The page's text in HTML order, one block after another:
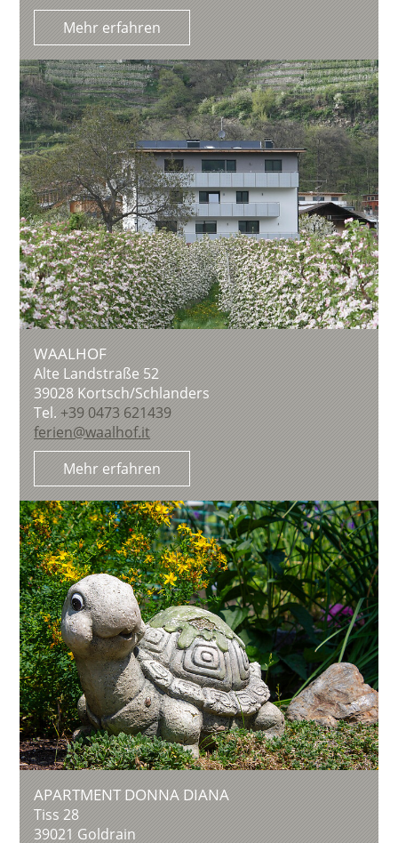
Mehr erfahren
WAALHOF
Alte Landstraße 52
39028 Kortsch/Schlanders
Tel.+39 0473 621439
ferien@waalhof.it
Mehr erfahren
APARTMENT DONNA DIANA
Tiss 28
39021 Goldrain